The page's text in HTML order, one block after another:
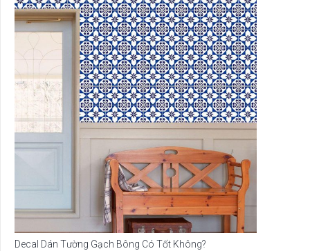
Decal Dán Tường Gạch Bông Có Tốt Không?